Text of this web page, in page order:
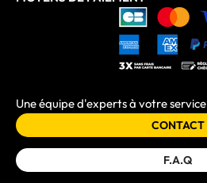
Une équipe d'experts à votre service
CONTACT
F.A.Q